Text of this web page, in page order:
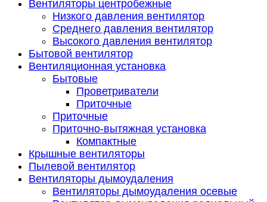
Вентиляторы центробежные
Низкого давления вентилятор
Среднего давления вентилятор
Высокого давления вентилятор
Бытовой вентилятор
Вентиляционная установка
Бытовые
Проветриватели
Приточные
Приточные
Приточно-вытяжная установка
Компактные
Крышные вентиляторы
Пылевой вентилятор
Вентиляторы дымоудаления
Вентиляторы дымоудаления осевые